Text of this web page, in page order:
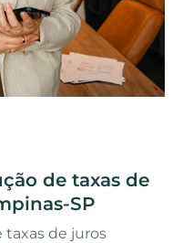
de taxas de
SP
taxas de juros